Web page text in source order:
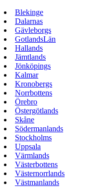
Blekinge
Dalarnas
Gävleborgs
GotlandsLän
Hallands
Jämtlands
Jönköpings
Kalmar
Kronobergs
Norrbottens
Örebro
Östergötlands
Skåne
Södermanlands
Stockholms
Uppsala
Värmlands
Västerbottens
Västernorrlands
Västmanlands